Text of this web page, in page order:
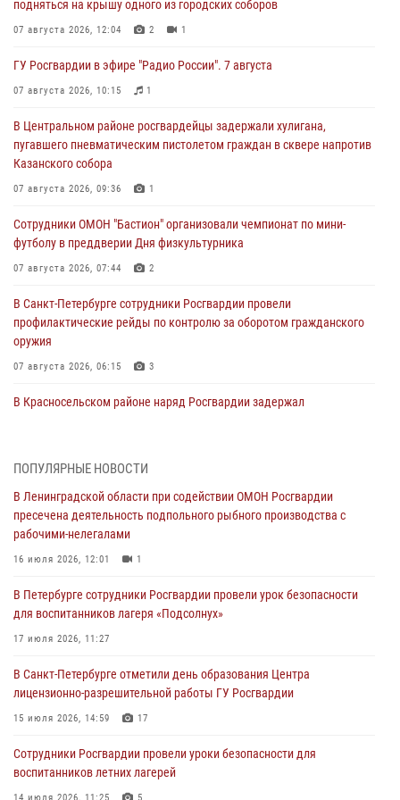
подняться на крышу одного из городских соборов
07 августа 2026, 12:04 2 1
ГУ Росгвардии в эфире "Радио России". 7 августа
07 августа 2026, 10:15 1
В Центральном районе росгвардейцы задержали хулигана,
пугавшего пневматическим пистолетом граждан в сквере напротив
Казанского собора
07 августа 2026, 09:36 1
Сотрудники ОМОН "Бастион" организовали чемпионат по мини-
футболу в преддверии Дня физкультурника
07 августа 2026, 07:44 2
В Санкт-Петербурге сотрудники Росгвардии провели
профилактические рейды по контролю за оборотом гражданского
оружия
07 августа 2026, 06:15 3
В Красносельском районе наряд Росгвардии задержал
06 августа 2026, 13:39 1
В Центральном районе росгвардейцы оперативно задержали
хулигана, стрелявшего из пускового устройства рядом с жилыми
домами
06 августа 2026, 11:36
Сотрудники и военнослужащие Росгвардии обеспечили
правопорядок при проведении матча "Зенит" - "Балтика"
06 августа 2026, 07:30
В Выборгском районе наряд Росгвардии обнаружил
разыскиваемый преступный автотранспорт
05 августа 2026, 12:25 2
Петербургские росгвардейцы обнаружили объявленный в розыск
автомобиль, ранее использовавшийся при совершении кражи в
Ленобласти
ПОПУЛЯРНЫЕ НОВОСТИ
В Ленинградской области при содействии ОМОН Росгвардии
пресечена деятельность подпольного рыбного производства с
рабочими-нелегалами
16 июля 2026, 12:01 1
В Петербурге сотрудники Росгвардии провели урок безопасности
для воспитанников лагеря «Подсолнух»
17 июля 2026, 11:27
В Санкт-Петербурге отметили день образования Центра
лицензионно-разрешительной работы ГУ Росгвардии
15 июля 2026, 14:59 17
Сотрудники Росгвардии провели уроки безопасности для
воспитанников летних лагерей
14 июля 2026, 11:25 5